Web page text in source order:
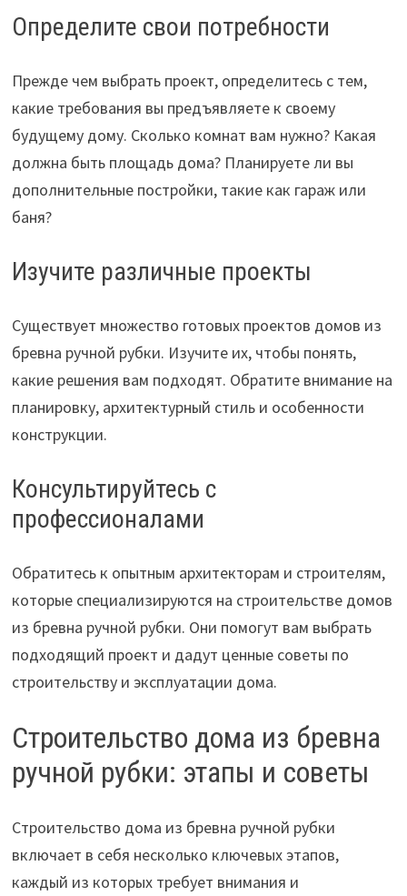
Определите свои потребности
Прежде чем выбрать проект, определитесь с тем,
какие требования вы предъявляете к своему
будущему дому. Сколько комнат вам нужно? Какая
должна быть площадь дома? Планируете ли вы
дополнительные постройки, такие как гараж или
баня?
Изучите различные проекты
Существует множество готовых проектов домов из
бревна ручной рубки. Изучите их, чтобы понять,
какие решения вам подходят. Обратите внимание на
планировку, архитектурный стиль и особенности
конструкции.
Консультируйтесь с
профессионалами
Обратитесь к опытным архитекторам и строителям,
которые специализируются на строительстве домов
из бревна ручной рубки. Они помогут вам выбрать
подходящий проект и дадут ценные советы по
строительству и эксплуатации дома.
Строительство дома из бревна
ручной рубки: этапы и советы
Строительство дома из бревна ручной рубки
включает в себя несколько ключевых этапов,
каждый из которых требует внимания и